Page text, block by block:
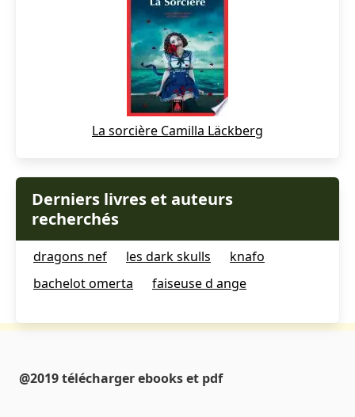
La sorcière Camilla Läckberg
Derniers livres et auteurs
recherchés
dragons nef les dark skulls
knafo
bachelot omerta
faiseuse d ange
@2019 télécharger ebooks et pdf